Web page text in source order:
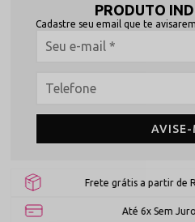
PRODUTO
Cadastre seu email que te
AVISE-
Frete grátis a partir de
Até 6x Sem